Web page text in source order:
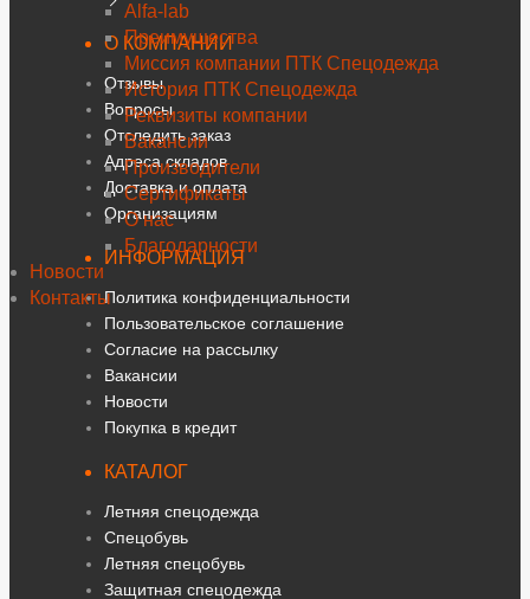
Alfa-lab
Преимущества
Миссия компании ПТК Спецодежда
История ПТК Спецодежда
Реквизиты компании
Вакансии
Производители
Сертификаты
О нас
Благодарности
Новости
Контакты
О КОМПАНИИ
Отзывы
Вопросы
Отследить заказ
Адреса складов
Доставка и оплата
Организациям
ИНФОРМАЦИЯ
Политика конфиденциальности
Пользовательское соглашение
Согласие на рассылку
Вакансии
Новости
Покупка в кредит
КАТАЛОГ
Летняя спецодежда
Спецобувь
Летняя спецобувь
Защитная спецодежда